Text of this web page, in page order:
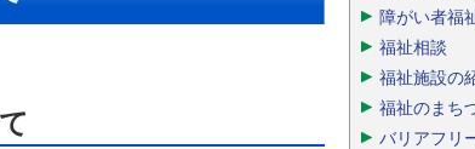
障がい者福
福祉相談
福祉施設の
福祉のまち
バリアフリ